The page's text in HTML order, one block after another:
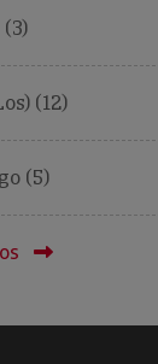
(12)
(5)